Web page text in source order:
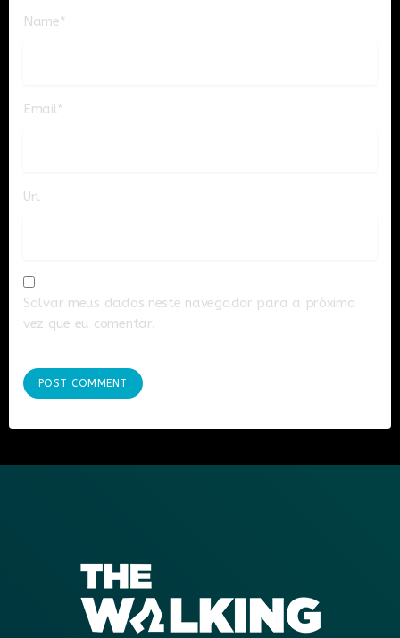
Name*
Email*
Url
Salvar meus dados neste navegador para a próxima
vez que eu comentar.